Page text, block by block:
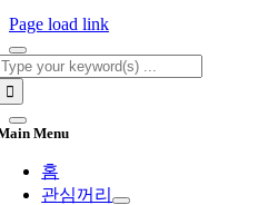
Page load link
Menu
홈
관심꺼리